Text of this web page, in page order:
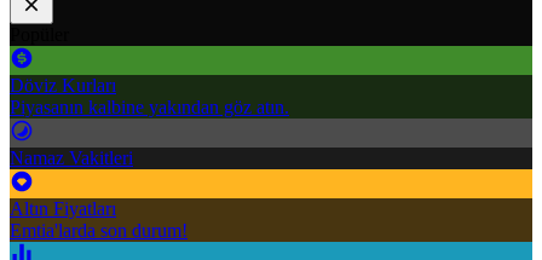
Döviz Kurları
Piyasanın kalbine yakından göz atın.
Namaz Vakitleri
Altın Fiyatları
Emtia'larda son durum!